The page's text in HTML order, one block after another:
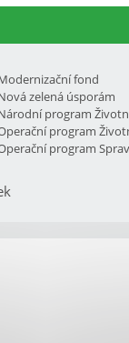
fond
zelená úsporám
program
program
program